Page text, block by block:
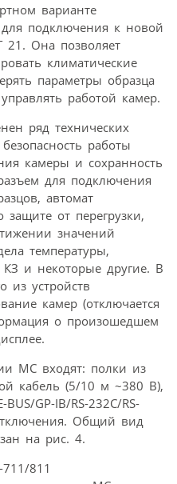
варианте
подключения к новой
21. Она позволяет
климатические
параметры образца
работой камер.
ряд технических
работы
камеры и сохранность
для подключения
автомат
от перегрузки,
значений
температуры,
и некоторые другие. В
из устройств
камер (отключается
о произошедшем
МС входят: полки из
кабель (5/10 м ~380 В),
GP-IB/RS-232C/RS-
Общий вид
на рис. 4.